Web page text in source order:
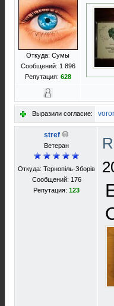
Откуда: Сумы
Сообщений: 1 896
Репутация: 628
Выразили согласие:
stref
Ветеран
Откуда: Тернопіль-Зборів
Сообщений: 176
Репутация: 123